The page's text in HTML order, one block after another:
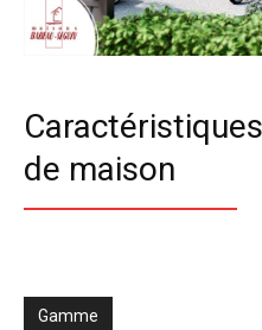
de maison
Gamme